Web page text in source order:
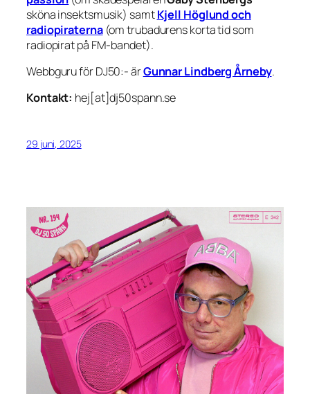
sköna insektsmusik) samtKjell Höglund och
radiopiraterna(om trubadurens korta tid som
radiopirat på FM-bandet).
Webbguru för DJ50:- ärGunnar Lindberg Årneby.
Kontakt: hej[at]dj50spann.se
29 juni, 2025